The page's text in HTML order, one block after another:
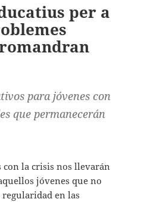
per a
para jóvenes con
que permanecerán
con la crisis nos llevarán
jóvenes que no
en las